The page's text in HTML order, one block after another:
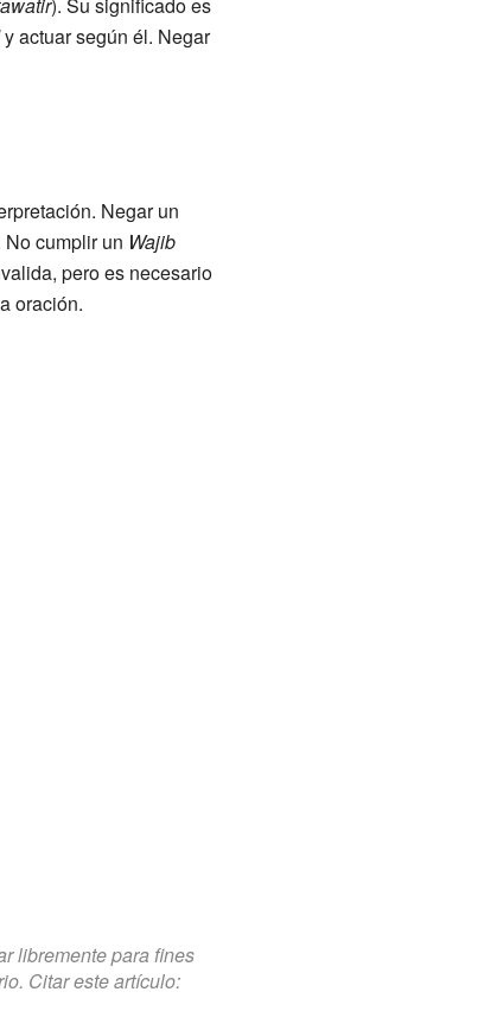
y actuar según él. Negar
Negar un
No cumplir un Wajib
pero es necesario
oración.
libremente para fines
Citar este artículo: